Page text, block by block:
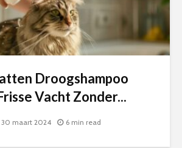
Droogshampoo
Vacht Zonder...
30 maart 2024 6 min read